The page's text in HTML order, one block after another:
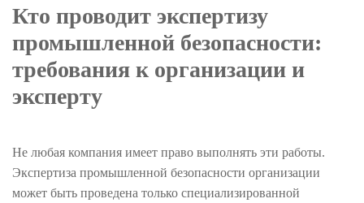
Кто проводит экспертизу
промышленной безопасности:
требования к организации и
эксперту
Не любая компания имеет право выполнять эти работы.
Экспертиза промышленной безопасности организации
может быть проведена только специализированной